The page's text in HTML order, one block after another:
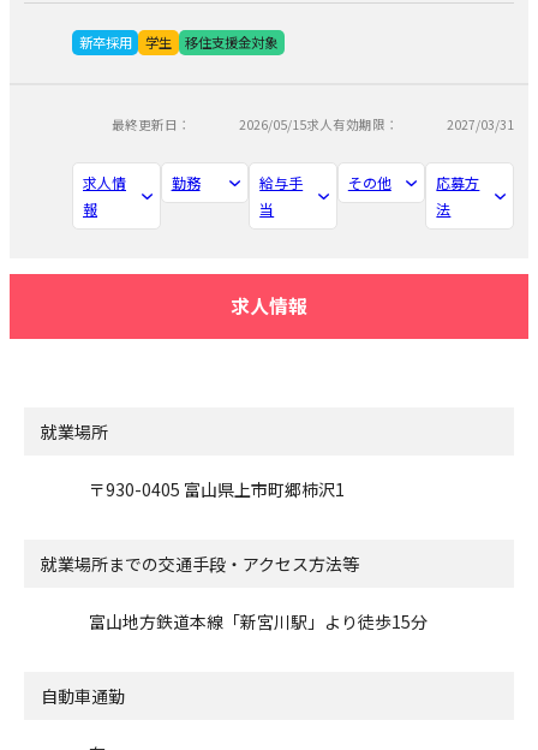
新卒採用 学生 移住支援金対象
最終更新日： 2026/05/15求人有効期限： 2027/03/31
求人情
報
勤務
給与手
当
その他
応募方
法
求人情報
就業場所
〒930-0405 富山県上市町郷柿沢1
就業場所までの交通手段・アクセス方法等
富山地方鉄道本線「新宮川駅」より徒歩15分
自動車通勤